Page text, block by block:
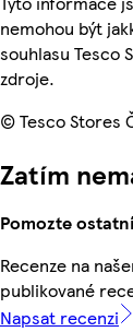
nemohou být
souhlasu Tesco
zdroje.
© Tesco Stores
Zatím
Pomozte
Recenze na
publikované
Napsat recenzi